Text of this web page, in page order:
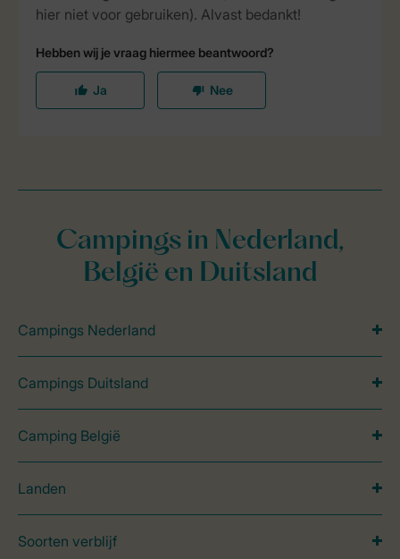
Campings in Nederland,
België en Duitsland
Campings Nederland
Campings Duitsland
Camping België
Landen
Soorten verblijf